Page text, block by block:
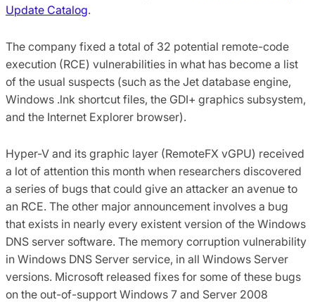
Update Catalog.
The company fixed a total of 32 potential remote-code
execution (RCE) vulnerabilities in what has become a list
of the usual suspects (such as the Jet database engine,
Windows .lnk shortcut files, the GDI+ graphics subsystem,
and the Internet Explorer browser).
Hyper-V and its graphic layer (RemoteFX vGPU) received
a lot of attention this month when researchers discovered
a series of bugs that could give an attacker an avenue to
an RCE. The other major announcement involves a bug
that exists in nearly every existent version of the Windows
DNS server software. The memory corruption vulnerability
in Windows DNS Server service, in all Windows Server
versions. Microsoft released fixes for some of these bugs
on the out-of-support Windows 7 and Server 2008